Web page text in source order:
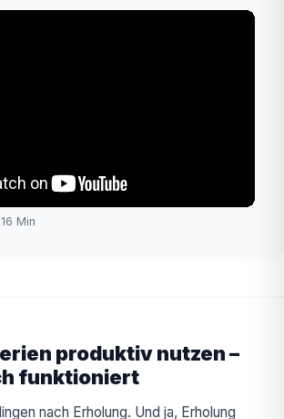
Min
produktiv nutzen –
funktioniert
nach Erholung. Und ja, Erholung